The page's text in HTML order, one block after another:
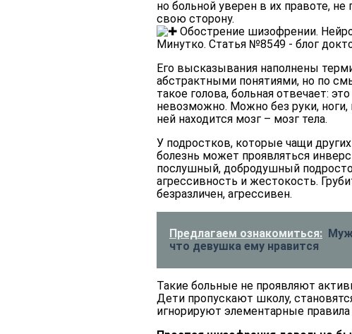
но больной уверен в их правоте,
свою сторону.
Его высказывания наполнены
абстрактными понятиями, но по
такое голова, больная отвечает:
невозможно. Можно без руки, ноги,
ней находится мозг – мозг тела.
У подростков, которые чащи
болезнь может проявляться
послушный, добродушный
агрессивность и жестокость.
безразличен, агрессивен.
Предлагаем ознакомиться:
что девушка ему нравится
Такие больные не проявляют
Дети пропускают школу,
игнорируют элементарные правила